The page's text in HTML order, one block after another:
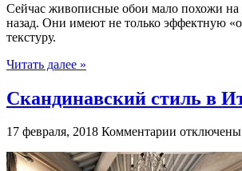
Сейчас живописные обои мало похожи на
назад. Они имеют не только эффектную
текстуру.
Читать далее »
Скандинавский стиль в
17 февраля, 2018 Комментарии котключены